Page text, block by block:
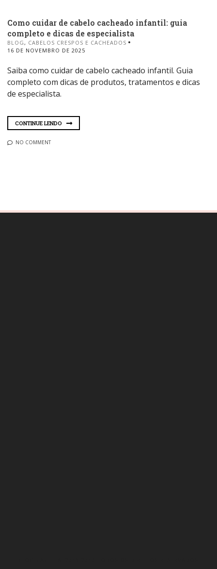
Como cuidar de cabelo cacheado infantil: guia
completo e dicas de especialista
BLOG, CABELOS CRESPOS E CACHEADOS
16 DE NOVEMBRO DE 2025
Saiba como cuidar de cabelo cacheado infantil. Guia
completo com dicas de produtos, tratamentos e dicas
de especialista.
CONTINUE LENDO
NO COMMENT